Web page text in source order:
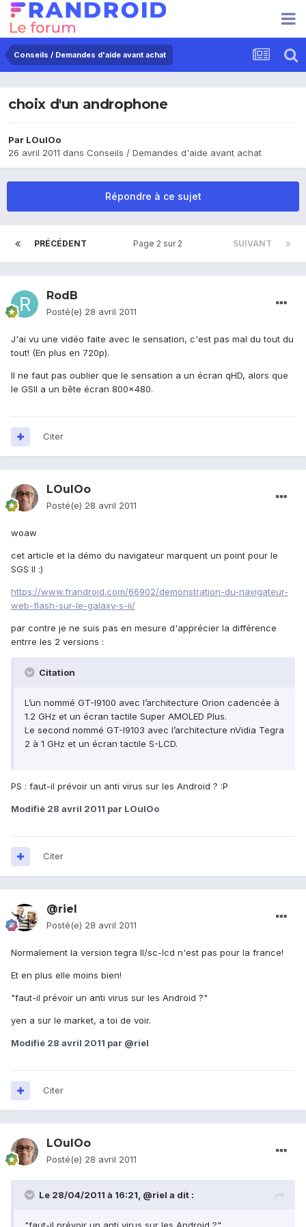
Conseils / Demandes d'aide avant achat
choix d'un androphone
Par LOulOo
26 avril 2011 dans Conseils / Demandes d'aide avant achat
Répondre à ce sujet
PRÉCÉDENT SUIVANT
Page 2 sur 2
RodB
Posté(e) 28 avril 2011
J'ai vu une vidéo faite avec le sensation, c'est pas mal du tout du
tout! (En plus en 720p).
Il ne faut pas oublier que le sensation a un écran qHD, alors que
le GSII a un bête écran 800x480.
Citer
LOulOo
Posté(e) 28 avril 2011
woaw
cet article et la démo du navigateur marquent un point pour le
SGS II :)
https://www.frandroid.com/66902/demonstration-du-navigateur-
web-flash-sur-le-galaxy-s-ii/
par contre je ne suis pas en mesure d'apprécier la différence
entrre les 2 versions :
Citation
L’un nommé GT-I9100 avec l’architecture Orion cadencée à
1.2 GHz et un écran tactile Super AMOLED Plus.
Le second nommé GT-I9103 avec l’architecture nVidia Tegra
2 à 1 GHz et un écran tactile S-LCD.
PS : faut-il prévoir un anti virus sur les Android ? :P
Modifié 28 avril 2011 par LOulOo
Citer
@riel
Posté(e) 28 avril 2011
Normalement la version tegra II/sc-lcd n'est pas pour la france!
Et en plus elle moins bien!
"faut-il prévoir un anti virus sur les Android ?"
yen a sur le market, a toi de voir.
Modifié 28 avril 2011 par @riel
Citer
LOulOo
Posté(e) 28 avril 2011
Le 28/04/2011 à 16:21, @riel a dit :